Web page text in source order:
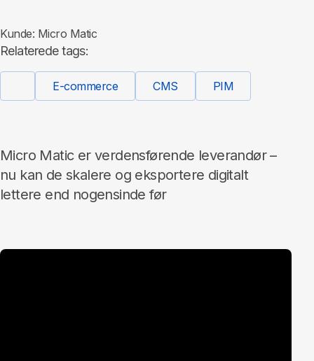
Kunde: Micro Matic
Relaterede tags:
E-commerce CMS PIM
Micro Matic er verdensførende leverandør –
nu kan de skalere og eksportere digitalt
lettere end nogensinde før